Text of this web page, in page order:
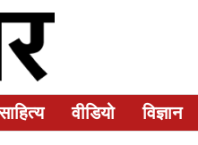
वीडियो विज्ञान